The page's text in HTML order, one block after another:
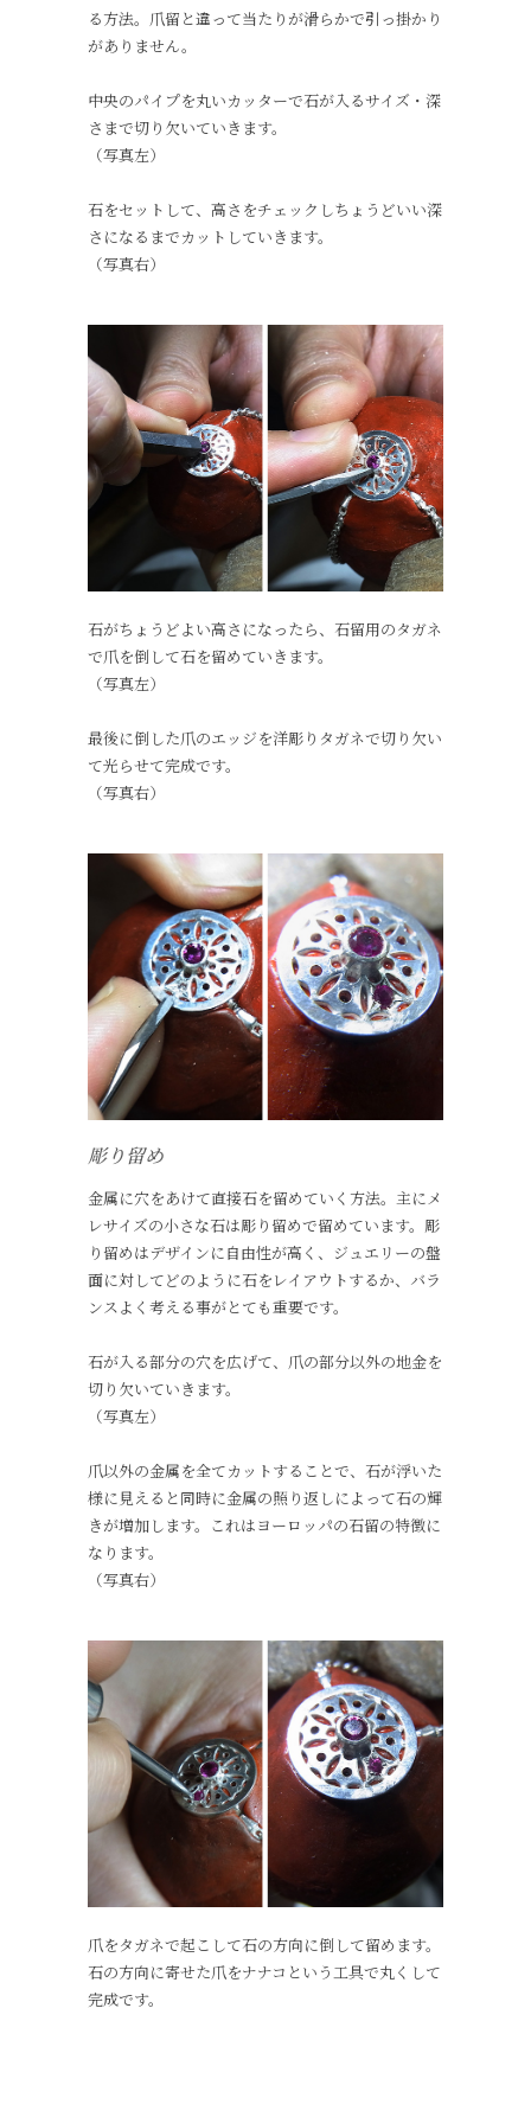
る方法。爪留と違って当たりが滑らかで引っ掛かり
がありません。
中央のパイプを丸いカッターで石が入るサイズ・深
さまで切り欠いていきます。
（写真左）
石をセットして、高さをチェックしちょうどいい深
さになるまでカットしていきます。
（写真右）
石がちょうどよい高さになったら、石留用のタガネ
で爪を倒して石を留めていきます。
（写真左）
最後に倒した爪のエッジを洋彫りタガネで切り欠い
て光らせて完成です。
（写真右）
彫り留め
金属に穴をあけて直接石を留めていく方法。主にメ
レサイズの小さな石は彫り留めで留めています。彫
り留めはデザインに自由性が高く、ジュエリーの盤
面に対してどのように石をレイアウトするか、バラ
ンスよく考える事がとても重要です。
石が入る部分の穴を広げて、爪の部分以外の地金を
切り欠いていきます。
（写真左）
爪以外の金属を全てカットすることで、石が浮いた
様に見えると同時に金属の照り返しによって石の輝
きが増加します。これはヨーロッパの石留の特徴に
なります。
（写真右）
爪をタガネで起こして石の方向に倒して留めます。
石の方向に寄せた爪をナナコという工具で丸くして
完成です。